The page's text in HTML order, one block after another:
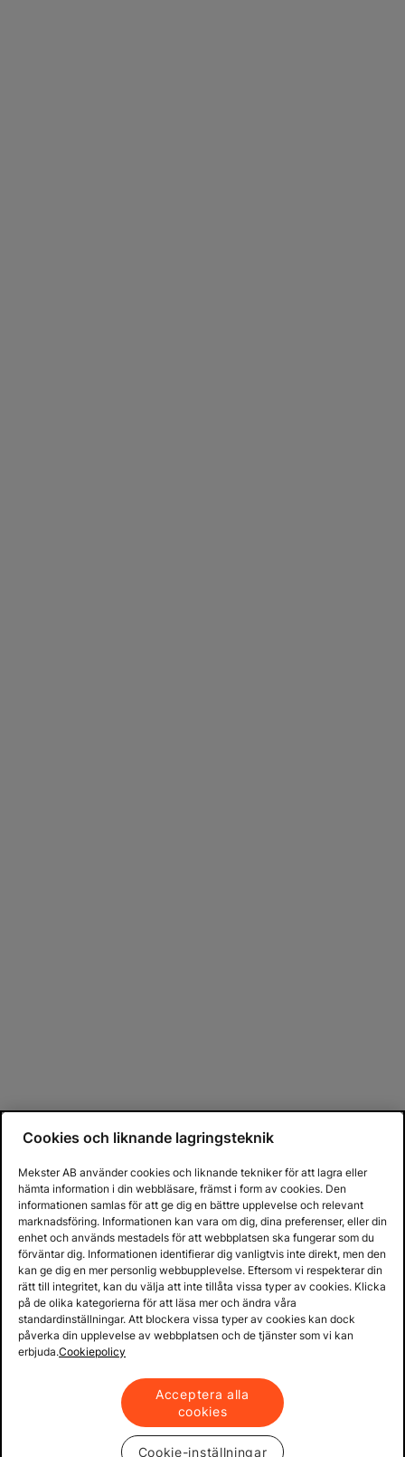
Cookies och liknande lagringsteknik
Mekster AB använder cookies och liknande tekniker för att lagra eller
hämta information i din webbläsare, främst i form av cookies. Den
informationen samlas för att ge dig en bättre upplevelse och relevant
marknadsföring. Informationen kan vara om dig, dina preferenser, eller din
enhet och används mestadels för att webbplatsen ska fungerar som du
förväntar dig. Informationen identifierar dig vanligtvis inte direkt, men den
kan ge dig en mer personlig webbupplevelse. Eftersom vi respekterar din
rätt till integritet, kan du välja att inte tillåta vissa typer av cookies. Klicka
på de olika kategorierna för att läsa mer och ändra våra
standardinställningar. Att blockera vissa typer av cookies kan dock
påverka din upplevelse av webbplatsen och de tjänster som vi kan
erbjuda.Cookiepolicy
Acceptera alla
cookies
Cookie-inställningar